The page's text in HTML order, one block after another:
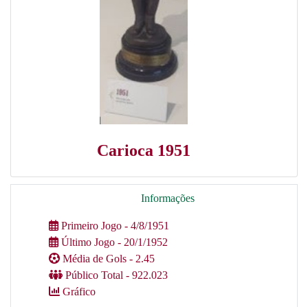
Carioca 1951
Informações
Primeiro Jogo - 4/8/1951
Último Jogo - 20/1/1952
Média de Gols - 2.45
Público Total - 922.023
Gráfico